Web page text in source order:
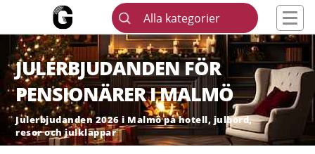
Alla kategorier
JULERBJUDANDEN FÖR
PENSIONÄRER I MALMÖ
Julerbjudanden 2026 i Malmö på hotell, julbord,
resor och julklappar